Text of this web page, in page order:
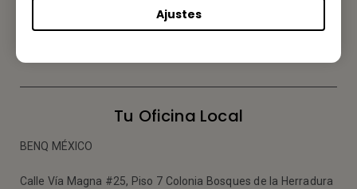
Ajustes
Tu Oficina Local
BENQ MÉXICO
Calle Vía Magna #25, Piso 7 Colonia Bosques de la Herradura